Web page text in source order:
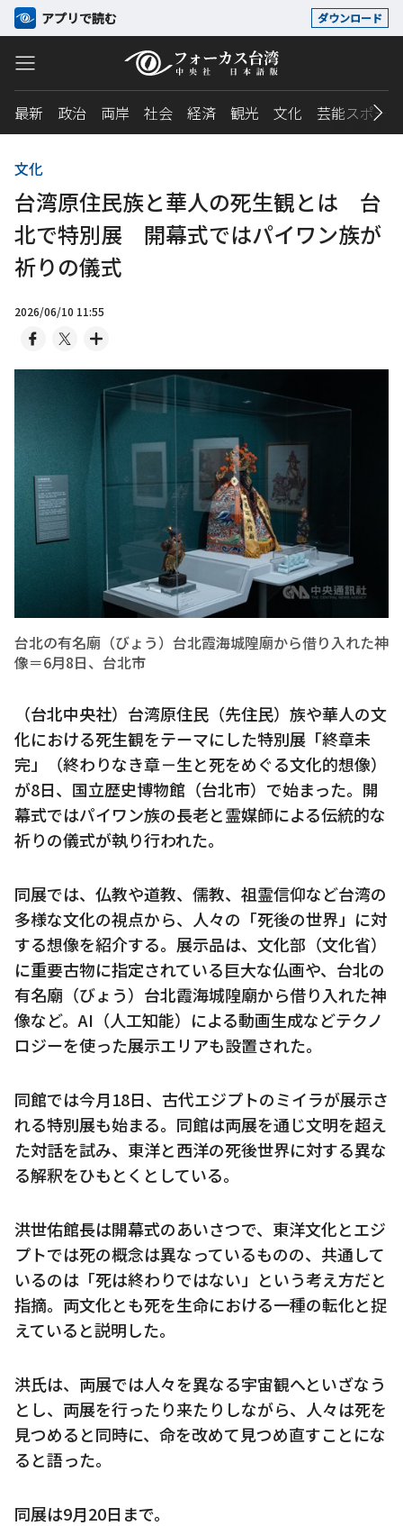
アプリで読む ダウンロード
最新 政治 両岸 社会 経済 観光 文化 芸能スポーツ
文化
台湾原住民族と華人の死生観とは 台
北で特別展 開幕式ではパイワン族が
祈りの儀式
2026/06/10 11:55
台北の有名廟（びょう）台北霞海城隍廟から借り入れた神
像＝6月8日、台北市
（台北中央社）台湾原住民（先住民）族や華人の文
化における死生観をテーマにした特別展「終章未
完」（終わりなき章－生と死をめぐる文化的想像）
が8日、国立歴史博物館（台北市）で始まった。開
幕式ではパイワン族の長老と霊媒師による伝統的な
祈りの儀式が執り行われた。
同展では、仏教や道教、儒教、祖霊信仰など台湾の
多様な文化の視点から、人々の「死後の世界」に対
する想像を紹介する。展示品は、文化部（文化省）
に重要古物に指定されている巨大な仏画や、台北の
有名廟（びょう）台北霞海城隍廟から借り入れた神
像など。AI（人工知能）による動画生成などテクノ
ロジーを使った展示エリアも設置された。
同館では今月18日、古代エジプトのミイラが展示さ
れる特別展も始まる。同館は両展を通じ文明を超え
た対話を試み、東洋と西洋の死後世界に対する異な
る解釈をひもとくとしている。
洪世佑館長は開幕式のあいさつで、東洋文化とエジ
プトでは死の概念は異なっているものの、共通して
いるのは「死は終わりではない」という考え方だと
指摘。両文化とも死を生命における一種の転化と捉
えていると説明した。
洪氏は、両展では人々を異なる宇宙観へといざなう
とし、両展を行ったり来たりしながら、人々は死を
見つめると同時に、命を改めて見つめ直すことにな
ると語った。
同展は9月20日まで。